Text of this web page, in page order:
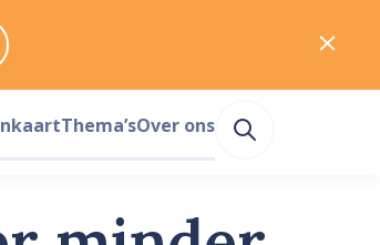
Thema’sOver ons